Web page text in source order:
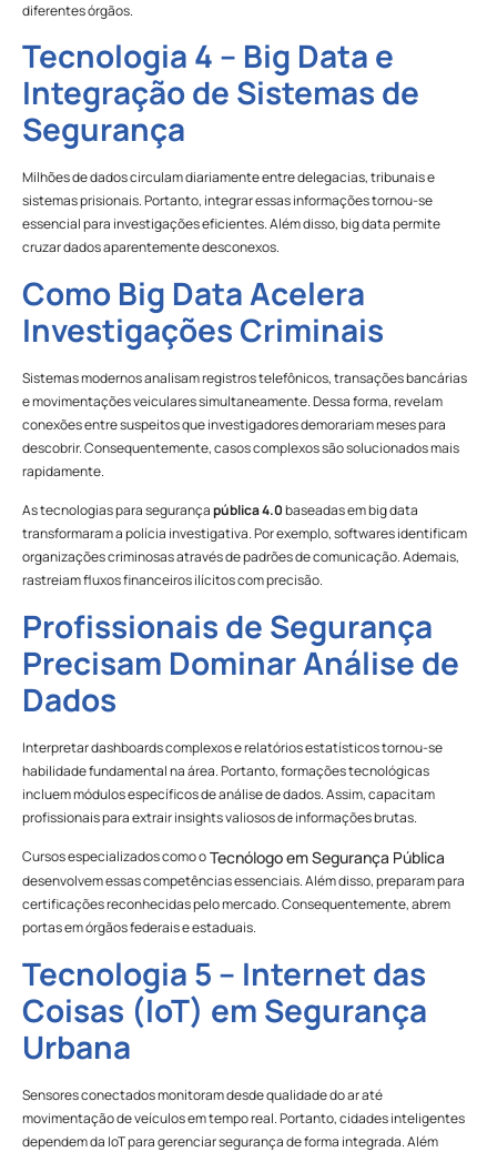
diferentes órgãos.
Tecnologia 4 – Big Data e
Integração de Sistemas de
Segurança
Milhões de dados circulam diariamente entre delegacias, tribunais e
sistemas prisionais. Portanto, integrar essas informações tornou-se
essencial para investigações eficientes. Além disso, big data permite
cruzar dados aparentemente desconexos.
Como Big Data Acelera
Investigações Criminais
Sistemas modernos analisam registros telefônicos, transações bancárias
e movimentações veiculares simultaneamente. Dessa forma, revelam
conexões entre suspeitos que investigadores demorariam meses para
descobrir. Consequentemente, casos complexos são solucionados mais
rapidamente.
As tecnologias para segurançapública 4.0baseadas em big data
transformaram a polícia investigativa. Por exemplo, softwares identificam
organizações criminosas através de padrões de comunicação. Ademais,
rastreiam fluxos financeiros ilícitos com precisão.
Profissionais de Segurança
Precisam Dominar Análise de
Dados
Interpretar dashboards complexos e relatórios estatísticos tornou-se
habilidade fundamental na área. Portanto, formações tecnológicas
incluem módulos específicos de análise de dados. Assim, capacitam
profissionais para extrair insights valiosos de informações brutas.
Cursos especializados como oTecnólogo em Segurança Pública
desenvolvem essas competências essenciais. Além disso, preparam para
certificações reconhecidas pelo mercado. Consequentemente, abrem
portas em órgãos federais e estaduais.
Tecnologia 5 – Internet das
Coisas (IoT) em Segurança
Urbana
Sensores conectados monitoram desde qualidade do ar até
movimentação de veículos em tempo real. Portanto, cidades inteligentes
dependem da IoT para gerenciar segurança de forma integrada. Além